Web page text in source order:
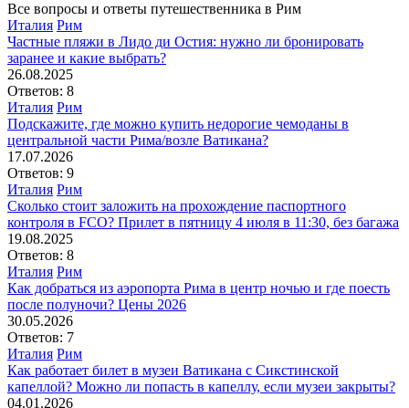
Все вопросы и ответы путешественника в Рим
Италия Рим
Частные пляжи в Лидо ди Остия: нужно ли бронировать
заранее и какие выбрать?
26.08.2025
Ответов: 8
Италия Рим
Подскажите, где можно купить недорогие чемоданы в
центральной части Рима/возле Ватикана?
17.07.2026
Ответов: 9
Италия Рим
Сколько стоит заложить на прохождение паспортного
контроля в FCO? Прилет в пятницу 4 июля в 11:30, без багажа
19.08.2025
Ответов: 8
Италия Рим
Как добраться из аэропорта Рима в центр ночью и где поесть
после полуночи? Цены 2026
30.05.2026
Ответов: 7
Италия Рим
Как работает билет в музеи Ватикана с Сикстинской
капеллой? Можно ли попасть в капеллу, если музеи закрыты?
04.01.2026